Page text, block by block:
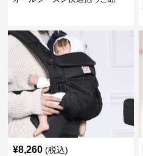
¥8,260 (税込)